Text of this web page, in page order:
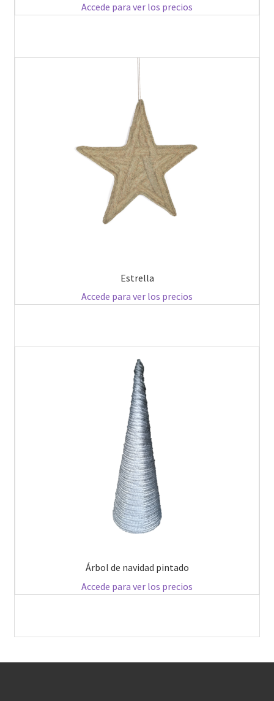
Accede para ver los precios
Estrella
Accede para ver los precios
Árbol de navidad pintado
Accede para ver los precios